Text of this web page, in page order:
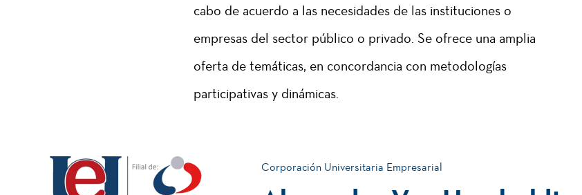
cabo de acuerdo a las necesidades de las instituciones o
empresas del sector público o privado. Se ofrece una amplia
oferta de temáticas, en concordancia con metodologías
participativas y dinámicas.
Corporación Universitaria Empresarial